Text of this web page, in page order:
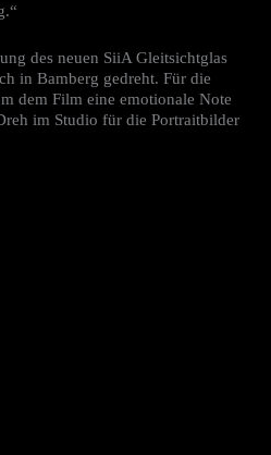
des neuen SiiA Gleitsichtglas
in Bamberg gedreht. Für die
dem Film eine emotionale Note
im Studio für die Portraitbilder